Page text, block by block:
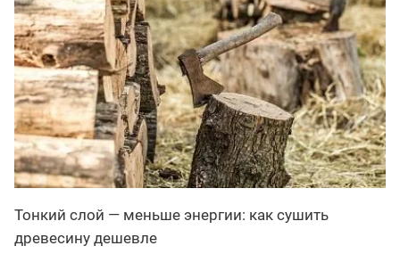
Тонкий слой — меньше энергии: как сушить
древесину дешевле